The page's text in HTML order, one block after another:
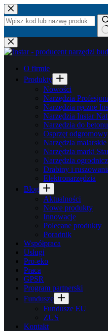
Przejdź
do
treści
Brak
wyników
O firmie
Produkty
Nowości
Narzędzia
Narzędzia ręczne
Narzędzia Instar
Narzędzia do
Osprzęt odgromowy
Narzędzia
Narzędzia marki
Narzędzia
Drabiny i
Elektronarzędzia
Blog
Aktualności
Nowe produkty
Innowacje
Polecane produkty
Poradnik
Współpraca
Usługi
Pro-eko
Praca
GPSR
Program partnerski
Fundusze
Fundusze EU
ZUS
Kontakt